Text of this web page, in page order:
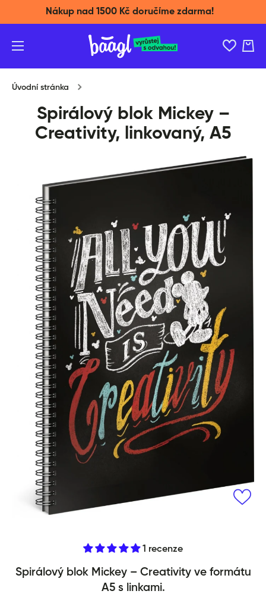
Přeskočit na obsah
Nákup nad 1500 Kč doručíme zdarma!
Košík
Úvodní stránka
Spirálový blok Mickey –
Creativity, linkovaný, A5
Spirálový blok Mickey –
1 recenze
Spirálový blok Mickey – Creativity ve formátu
A5 s linkami.